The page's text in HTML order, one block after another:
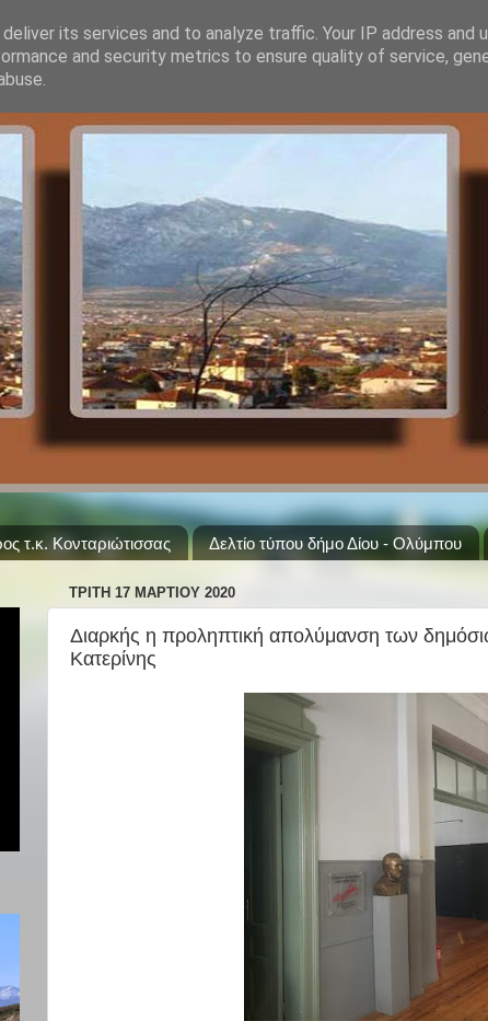
τ.κ. Κονταριώτισσας Δελτίο τύπου δήμο Δίου - Ολύμπου
ΤΡΊΤΗ 17 ΜΑΡΤΊΟΥ 2020
Διαρκής η προληπτική απολύμανση των
Κατερίνης
its services and to analyze traffic. Your IP address and
and security metrics to ensure quality of service,